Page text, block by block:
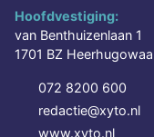
Hoofdvestiging:
van Benthuizenlaan 1
1701 BZ
072 8200 600
redactie@xyto.nl
www.xyto.nl